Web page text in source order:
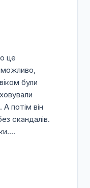
це
можливо,
були
потім він
скандалів.